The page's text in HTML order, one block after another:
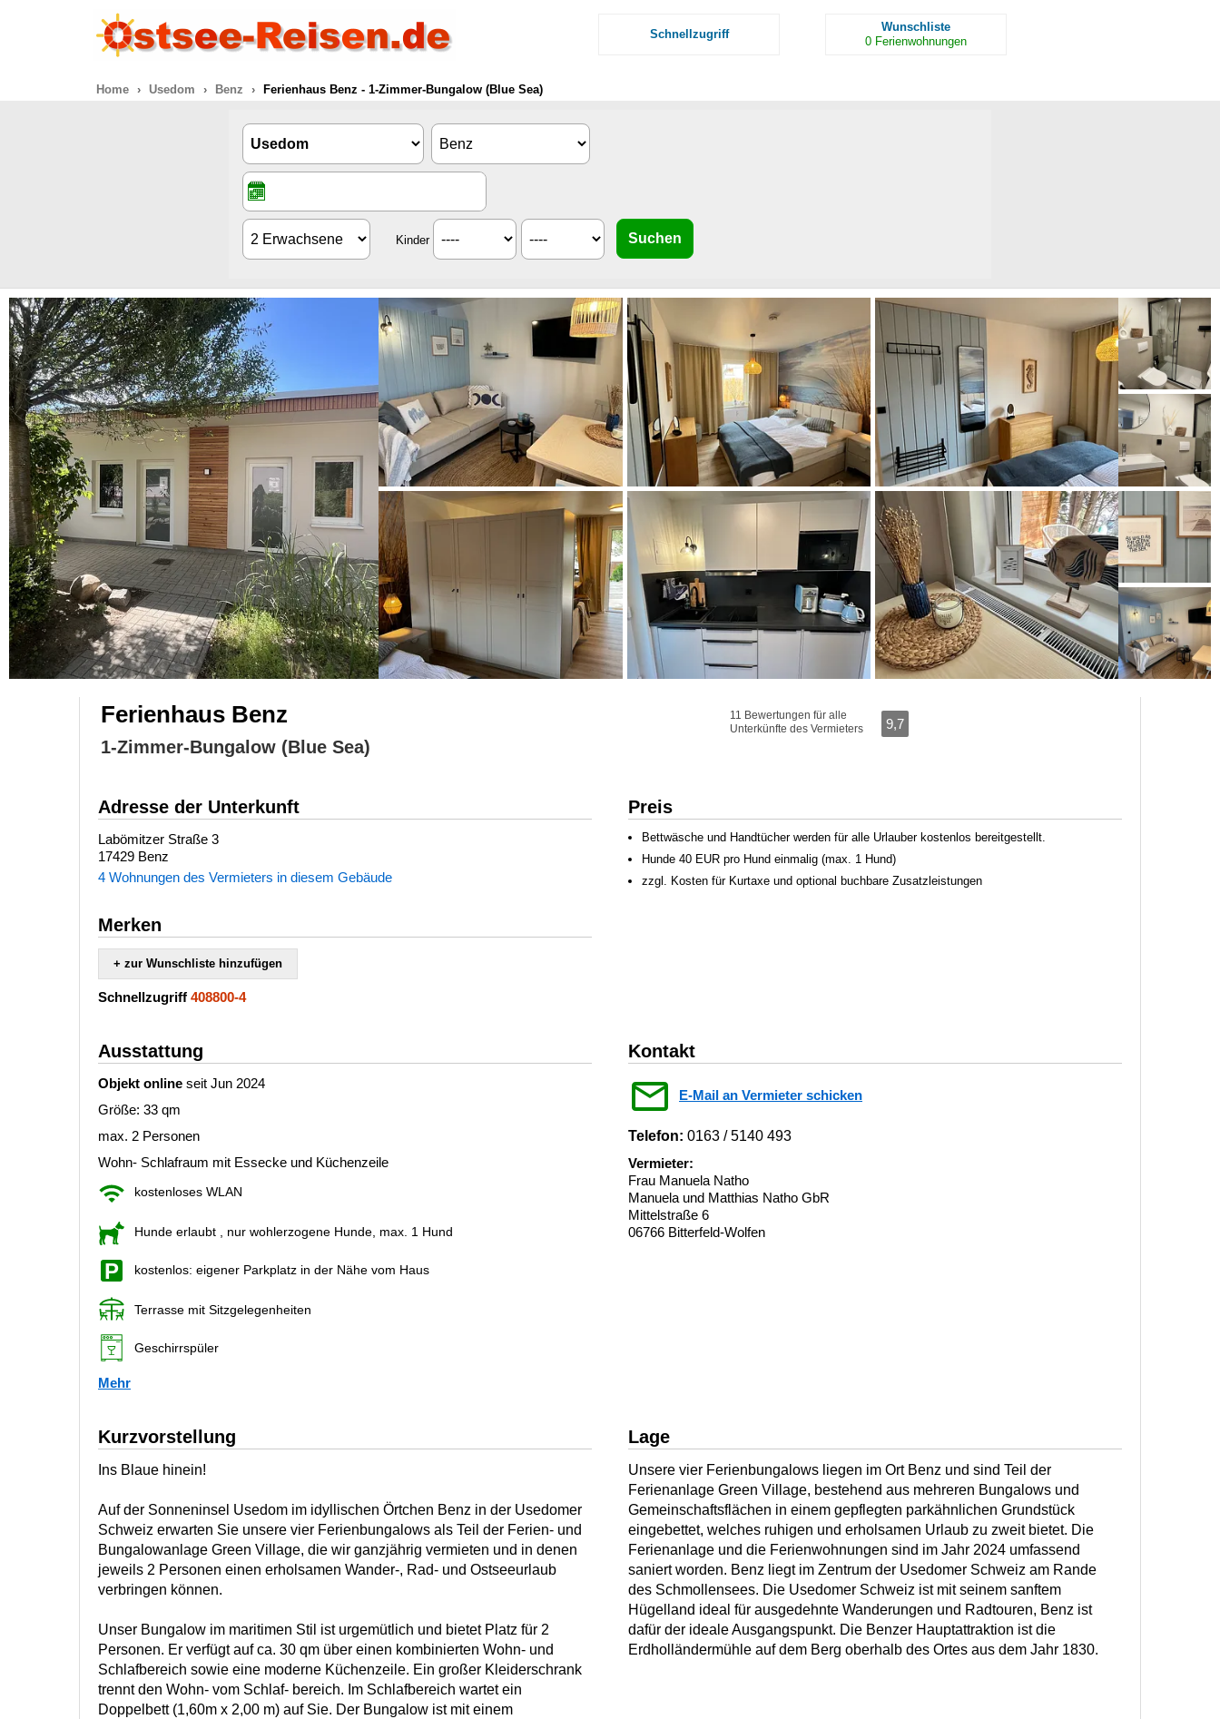
Schnellzugriff
Wunschliste
0 Ferienwohnungen
Home Usedom Benz Ferienhaus Benz - 1-Zimmer-Bungalow (Blue Sea)
Kinder
Ferienhaus Benz
1-Zimmer-Bungalow (Blue Sea)
11 Bewertungen für alle
Unterkünfte des Vermieters
9,7
Adresse der Unterkunft
Labömitzer Straße 3
17429 Benz
4 Wohnungen des Vermieters in diesem Gebäude
Merken
+ zur Wunschliste hinzufügen
Schnellzugriff 408800-4
Preis
Bettwäsche und Handtücher werden für alle Urlauber kostenlos bereitgestellt.
Hunde 40 EUR pro Hund einmalig (max. 1 Hund)
zzgl. Kosten für Kurtaxe und optional buchbare Zusatzleistungen
Ausstattung
Objekt online seit Jun 2024
Größe: 33 qm
max. 2 Personen
Wohn- Schlafraum mit Essecke und Küchenzeile
kostenloses WLAN
Hunde erlaubt , nur wohlerzogene Hunde, max. 1 Hund
kostenlos: eigener Parkplatz in der Nähe vom Haus
Terrasse mit Sitzgelegenheiten
Geschirrspüler
Mehr
Kontakt
E-Mail an Vermieter schicken
Telefon: 0163 / 5140 493
Vermieter:
Frau Manuela Natho
Manuela und Matthias Natho GbR
Mittelstraße 6
06766 Bitterfeld-Wolfen
Kurzvorstellung
Ins Blaue hinein!
Auf der Sonneninsel Usedom im idyllischen Örtchen Benz in der Usedomer
Schweiz erwarten Sie unsere vier Ferienbungalows als Teil der Ferien- und
Bungalowanlage Green Village, die wir ganzjährig vermieten und in denen
jeweils 2 Personen einen erholsamen Wander-, Rad- und Ostseeurlaub
verbringen können.
Unser Bungalow im maritimen Stil ist urgemütlich und bietet Platz für 2
Personen. Er verfügt auf ca. 30 qm über einen kombinierten Wohn- und
Schlafbereich sowie eine moderne Küchenzeile. Ein großer Kleiderschrank
trennt den Wohn- vom Schlaf- bereich. Im Schlafbereich wartet ein
Doppelbett (1,60m x 2,00 m) auf Sie. Der Bungalow ist mit einem
Lage
Unsere vier Ferienbungalows liegen im Ort Benz und sind Teil der
Ferienanlage Green Village, bestehend aus mehreren Bungalows und
Gemeinschaftsflächen in einem gepflegten parkähnlichen Grundstück
eingebettet, welches ruhigen und erholsamen Urlaub zu zweit bietet. Die
Ferienanlage und die Ferienwohnungen sind im Jahr 2024 umfassend
saniert worden. Benz liegt im Zentrum der Usedomer Schweiz am Rande
des Schmollensees. Die Usedomer Schweiz ist mit seinem sanftem
Hügelland ideal für ausgedehnte Wanderungen und Radtouren, Benz ist
dafür der ideale Ausgangspunkt. Die Benzer Hauptattraktion ist die
Erdholländermühle auf dem Berg oberhalb des Ortes aus dem Jahr 1830.